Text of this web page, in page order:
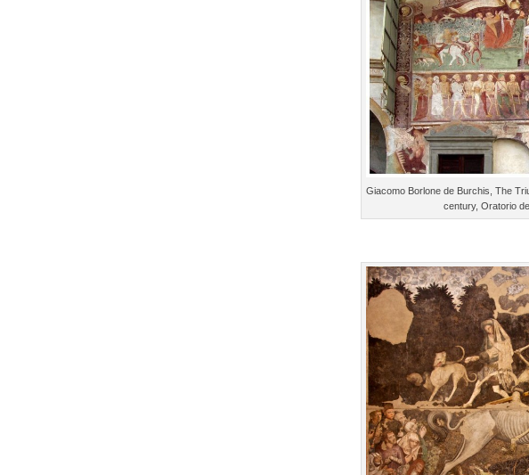
Giacomo Borlone de Burchis, The
century, Oratorio